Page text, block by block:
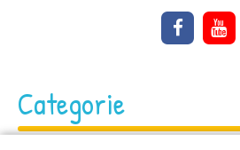
Categorie